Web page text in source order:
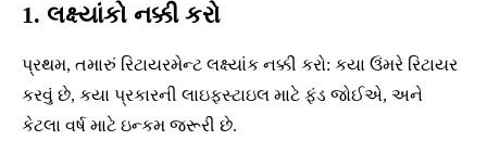
1. લક્ષ્યાંકો નક્કી કરો
પ્રથમ, તમારું રિટાયરમેન્ટ લક્ષ્યાંક નક્કી કરો: કયા ઉંમરે રિટાયર
કરવું છે, કયા પ્રકારની લાઇફસ્ટાઇલ માટે ફંડ જોઈએ, અને
કેટલા વર્ષ માટે ઇન્કમ જરૂરી છે.